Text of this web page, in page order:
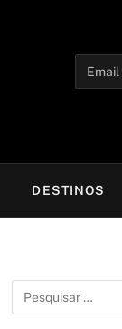
DESTINOS